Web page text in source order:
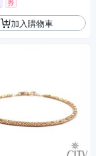
券
加入購物車